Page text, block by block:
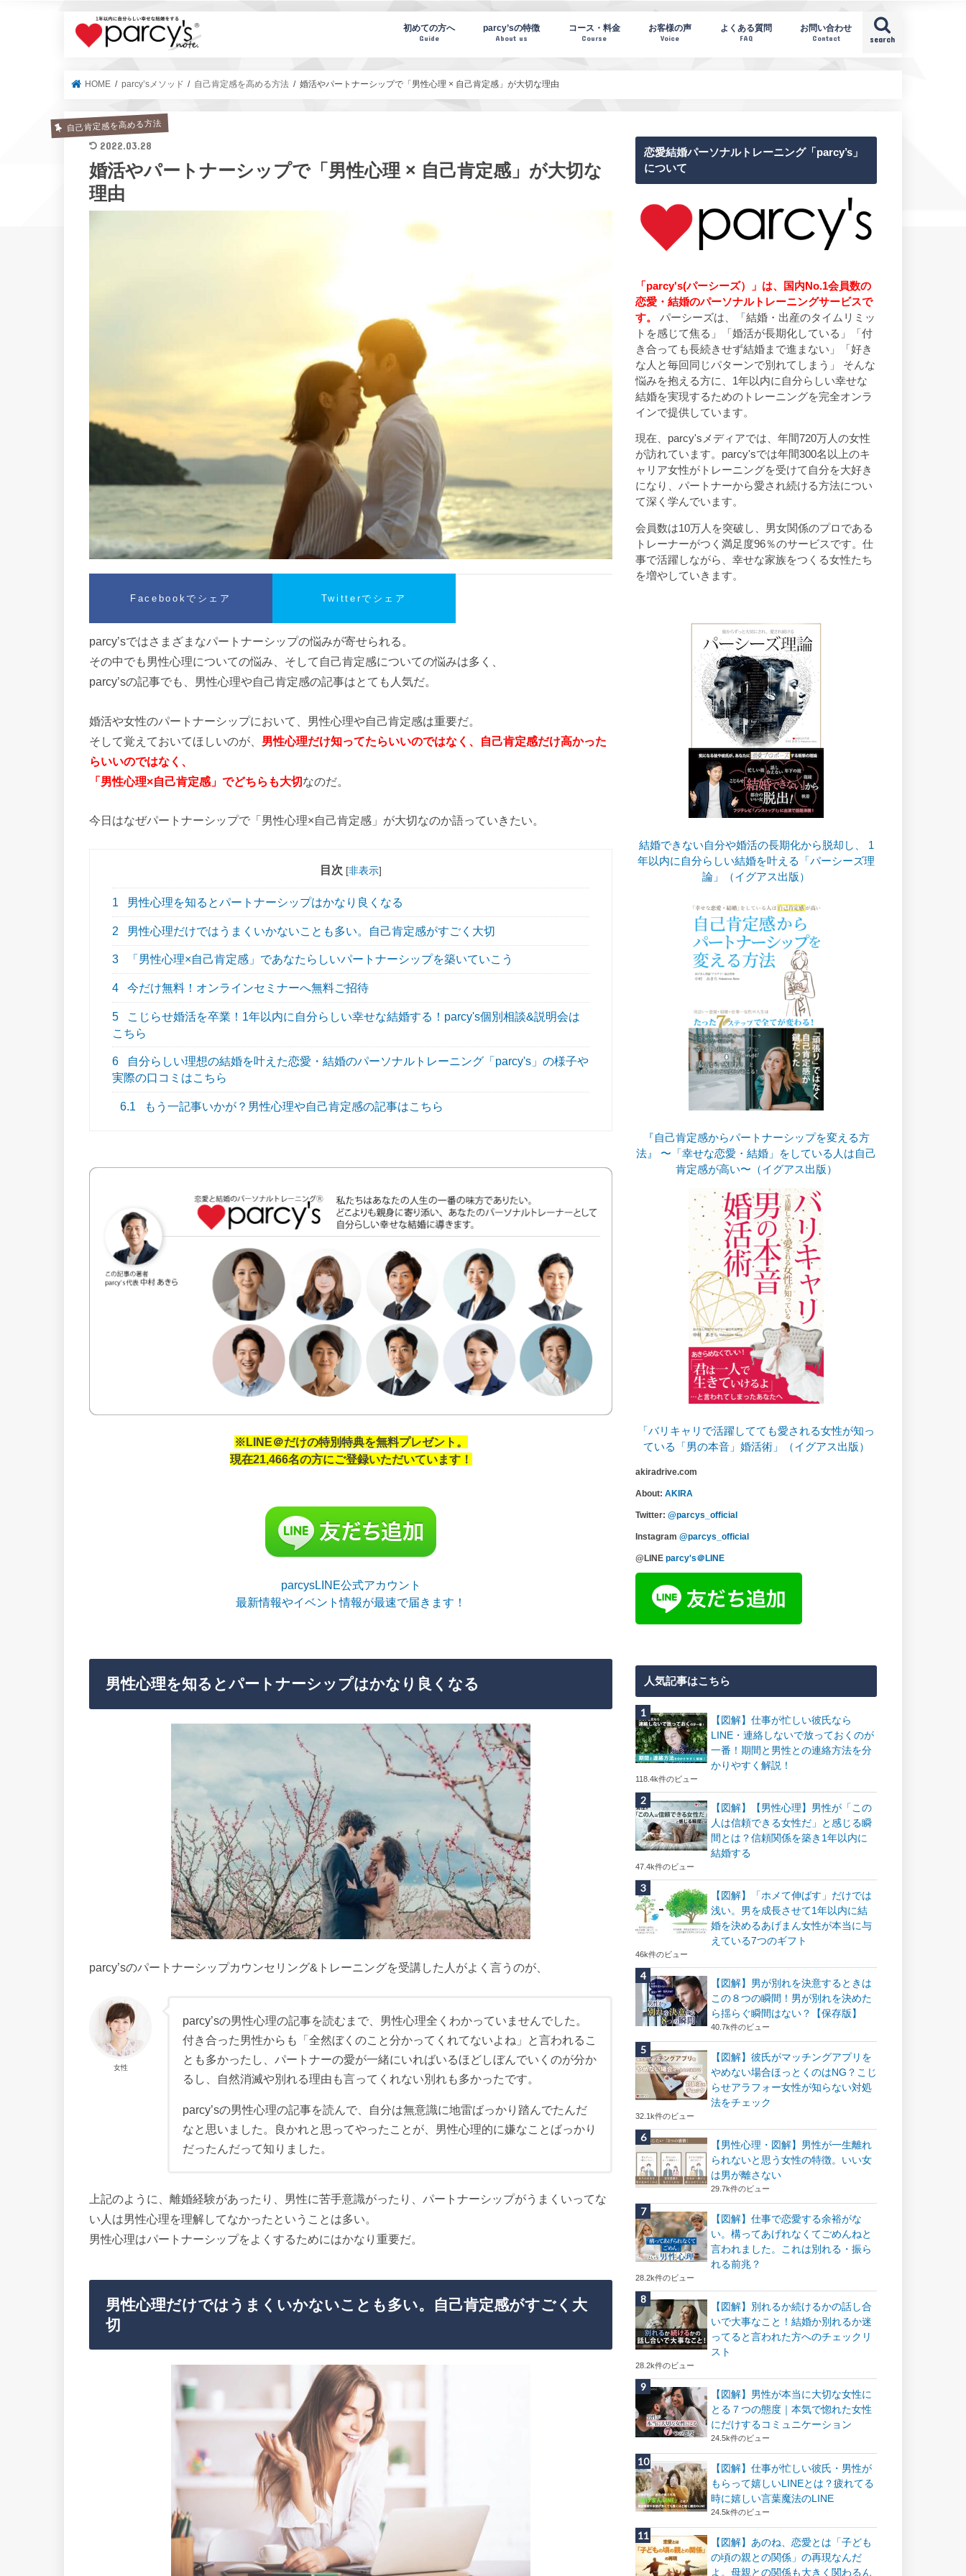
parcy's note(パーシーズノート) search
初めての方へ
Guide
parcy’sの特徴
About us
コース・料金
Course
お客様の声
Voice
よくある質問
FAQ
お問い合わせ
Contact
HOME parcy’sメソッド 自己肯定感を高める方法 婚活やパートナーシップで「男性心理 × 自己肯定感」が大切な理由
自己肯定感を高める方法
2022.03.28
婚活やパートナーシップで「男性心理 × 自己肯定感」が大切な
理由
Facebookでシェア Twitterでシェア
parcy’sではさまざまなパートナーシップの悩みが寄せられる。
その中でも男性心理についての悩み、そして自己肯定感についての悩みは多く、
parcy’sの記事でも、男性心理や自己肯定感の記事はとても人気だ。
婚活や女性のパートナーシップにおいて、男性心理や自己肯定感は重要だ。
そして覚えておいてほしいのが、 男性心理だけ知ってたらいいのではなく、自己肯定感だけ高かった
らいいのではなく、
「男性心理×自己肯定感」でどちらも大切なのだ。
今日はなぜパートナーシップで「男性心理×自己肯定感」が大切なのか語っていきたい。
目次 [非表示]
1 男性心理を知るとパートナーシップはかなり良くなる
2 男性心理だけではうまくいかないことも多い。自己肯定感がすごく大切
3 「男性心理×自己肯定感」であなたらしいパートナーシップを築いていこう
4 今だけ無料！オンラインセミナーへ無料ご招待
5
こじらせ婚活を卒業！1年以内に自分らしい幸せな結婚する！parcy's個別相談&説明会は
こちら
6
自分らしい理想の結婚を叶えた恋愛・結婚のパーソナルトレーニング「parcy's」の様子や
実際の口コミはこちら
6.1 もう一記事いかが？男性心理や自己肯定感の記事はこちら
※LINE＠だけの特別特典を無料プレゼント。
現在21,466名の方にご登録いただいています！
parcysLINE公式アカウント
最新情報やイベント情報が最速で届きます！
男性心理を知るとパートナーシップはかなり良くなる
parcy’sのパートナーシップカウンセリング&トレーニングを受講した人がよく言うのが、
女性
parcy’sの男性心理の記事を読むまで、男性心理全くわかっていませんでした。
付き合った男性からも「全然ぼくのこと分かってくれてないよね」と言われるこ
とも多かったし、パートナーの愛が一緒にいればいるほどしぼんでいくのが分か
るし、自然消滅や別れる理由も言ってくれない別れも多かったです。
parcy’sの男性心理の記事を読んで、自分は無意識に地雷ばっかり踏んでたんだ
なと思いました。良かれと思ってやったことが、男性心理的に嫌なことばっかり
だったんだって知りました。
上記のように、離婚経験があったり、男性に苦手意識がったり、パートナーシップがうまくいってな
い人は男性心理を理解してなかったということは多い。
男性心理はパートナーシップをよくするためにはかなり重要だ。
男性心理だけではうまくいかないことも多い。自己肯定感がすごく大
切
恋愛結婚パーソナルトレーニング「parcy’s」
について
「parcy's(パーシーズ）」は、国内No.1会員数の
恋愛・結婚のパーソナルトレーニングサービスで
す。
パーシーズは、「結婚・出産のタイムリミッ
トを感じて焦る」「婚活が長期化している」「付
き合っても長続きせず結婚まで進まない」「好き
な人と毎回同じパターンで別れてしまう」 そんな
悩みを抱える方に、1年以内に自分らしい幸せな
結婚を実現するためのトレーニングを完全オンラ
インで提供しています。
現在、parcy'sメディアでは、年間720万人の女性
が訪れています。parcy'sでは年間300名以上のキ
ャリア女性がトレーニングを受けて自分を大好き
になり、パートナーから愛され続ける方法につい
て深く学んでいます。
会員数は10万人を突破し、男女関係のプロである
トレーナーがつく満足度96％のサービスです。仕
事で活躍しながら、幸せな家族をつくる女性たち
を増やしていきます。
結婚できない自分や婚活の長期化から脱却し、 1
年以内に自分らしい結婚を叶える「パーシーズ理
論」（イグアス出版）
『自己肯定感からパートナーシップを変える方
法』 〜「幸せな恋愛・結婚」をしている人は自己
肯定感が高い〜（イグアス出版）
「バリキャリで活躍してても愛される女性が知っ
ている「男の本音」婚活術」（イグアス出版）
akiradrive.com
About: AKIRA
Twitter: @parcys_official
Instagram @parcys_official
@LINE parcy's＠LINE
人気記事はこちら
【図解】仕事が忙しい彼氏なら
LINE・連絡しないで放っておくのが
一番！期間と男性との連絡方法を分
かりやすく解説！
118.4k件のビュー
【図解】【男性心理】男性が「この
人は信頼できる女性だ」と感じる瞬
間とは？信頼関係を築き1年以内に
結婚する
47.4k件のビュー
【図解】「ホメて伸ばす」だけでは
浅い。男を成長させて1年以内に結
婚を決めるあげまん女性が本当に与
えている7つのギフト
46k件のビュー
【図解】男が別れを決意するときは
この８つの瞬間！男が別れを決めた
ら揺らぐ瞬間はない？【保存版】
40.7k件のビュー
【図解】彼氏がマッチングアプリを
やめない場合ほっとくのはNG？こじ
らせアラフォー女性が知らない対処
法をチェック
32.1k件のビュー
【男性心理・図解】男性が一生離れ
られないと思う女性の特徴。いい女
は男が離さない
29.7k件のビュー
【図解】仕事で恋愛する余裕がな
い。構ってあげれなくてごめんねと
言われました。これは別れる・振ら
れる前兆？
28.2k件のビュー
【図解】別れるか続けるかの話し合
いで大事なこと！結婚か別れるか迷
ってると言われた方へのチェックリ
スト
28.2k件のビュー
【図解】男性が本当に大切な女性に
とる７つの態度｜本気で惚れた女性
にだけするコミュニケーション
24.5k件のビュー
【図解】仕事が忙しい彼氏・男性が
もらって嬉しいLINEとは？疲れてる
時に嬉しい言葉魔法のLINE
24.5k件のビュー
【図解】あのね、恋愛とは「子ども
の頃の親との関係」の再現なんだ
よ。母親との関係も大きく関わるん